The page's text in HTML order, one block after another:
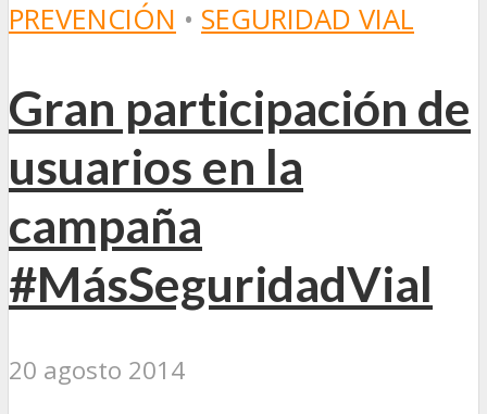
PREVENCIÓN • SEGURIDAD VIAL
Gran participación de
usuarios en la
campaña
#MásSeguridadVial
20 agosto 2014